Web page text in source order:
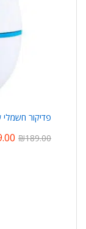
פדיקור חשמלי
₪189.00